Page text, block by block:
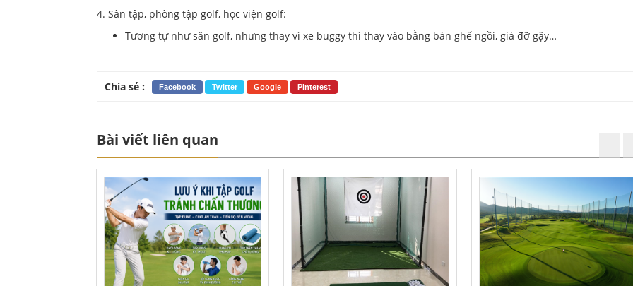
4. Sân tập, phòng tập golf, học viện golf:
Tương tự như sân golf, nhưng thay vì xe buggy thì thay vào bằng bàn ghế ngồi, giá đỡ gậy…
Chia sẻ : Facebook Twitter Google Pinterest
Bài viết liên quan